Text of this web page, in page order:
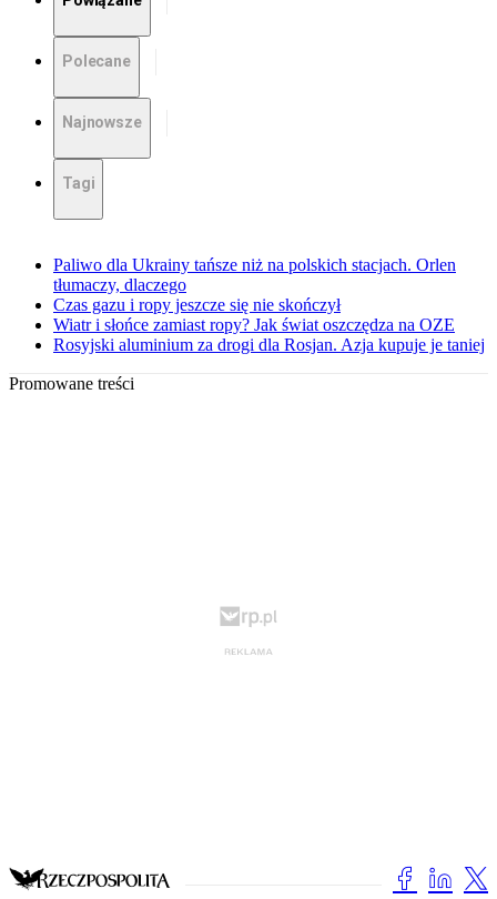
Polecane
Najnowsze
Tagi
Paliwo dla Ukrainy tańsze niż na polskich stacjach. Orlen
tłumaczy, dlaczego
Czas gazu i ropy jeszcze się nie skończył
Wiatr i słońce zamiast ropy? Jak świat oszczędza na OZE
Rosyjski aluminium za drogi dla Rosjan. Azja kupuje je taniej
Promowane treści